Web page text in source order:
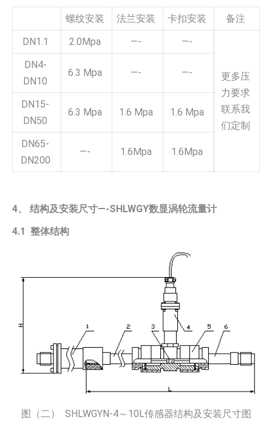
螺纹安装 法兰安装 卡扣安装
备注
DN1.1
2.0Mpa —- —-
更多压
力要求
联系我
们定制
DN4-
DN10
6.3 Mpa —- —-
DN15-
DN50
6.3 Mpa 1.6 Mpa 1.6 Mpa
DN65-
DN200
—- 1.6Mpa 1.6Mpa
4、 结构及安装尺寸—-SHLWGY数显涡轮流量计
4.1 整体结构
图（二） SHLWGYN-4～10L传感器结构及安装尺寸图